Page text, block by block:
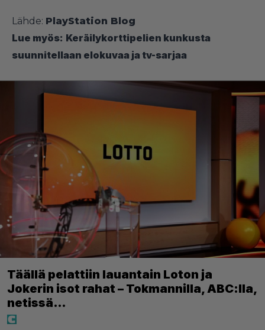
Lähde: PlayStation Blog
Lue myös: Keräilykorttipelien kunkusta
suunnitellaan elokuvaa ja tv-sarjaa
Täällä pelattiin lauantain Loton ja
Jokerin isot rahat – Tokmannilla, ABC:lla,
netissä…